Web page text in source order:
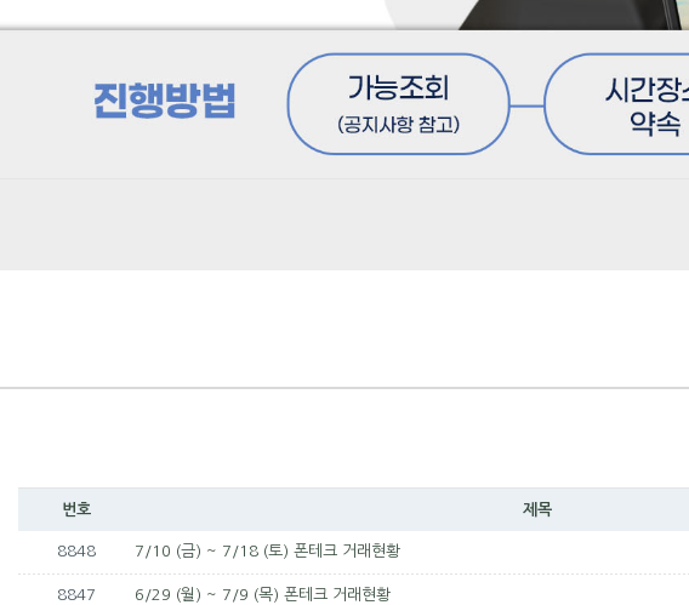
번호 제목
8848 7/10 (금) ~ 7/18 (토) 폰테크 거래현황
8847 6/29 (월) ~ 7/9 (목) 폰테크 거래현황